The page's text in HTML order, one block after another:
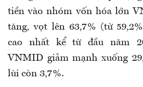
tiền vào nhóm vốn hóa lớn
tăng, vọt lên 63,7% (từ
cao nhất kể từ đầu năm
VNMID giảm mạnh xuống
lùi còn 3,7%.